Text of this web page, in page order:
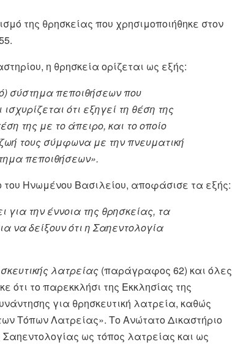
της θρησκείας που χρησιμοποιήθηκε στον
η θρησκεία ορίζεται ως εξής:
σύστημα πεποιθήσεων που
ότι εξηγεί τη θέση της
της με το άπειρο, και το οποίο
τους σύμφωνα με την πνευματική
πεποιθήσεων».
του Ηνωμένου Βασιλείου, αποφάσισε τα εξής:
την έννοια της θρησκείας, τα
να δείξουν ότι η Σαηεντολογία
λατρείας (παράγραφος 62) και όλες
ότι το παρεκκλήσι της Εκκλησίας της
για θρησκευτική λατρεία, καθώς
Τόπων Λατρείας». Το Ανώτατο Δικαστήριο
ως τόπος λατρείας και ως